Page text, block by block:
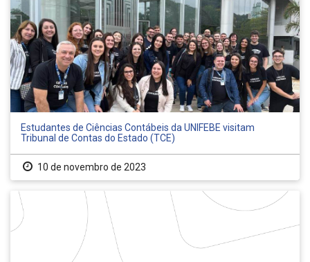
Estudantes de Ciências Contábeis da UNIFEBE visitam
Tribunal de Contas do Estado (TCE)
10 de novembro de 2023